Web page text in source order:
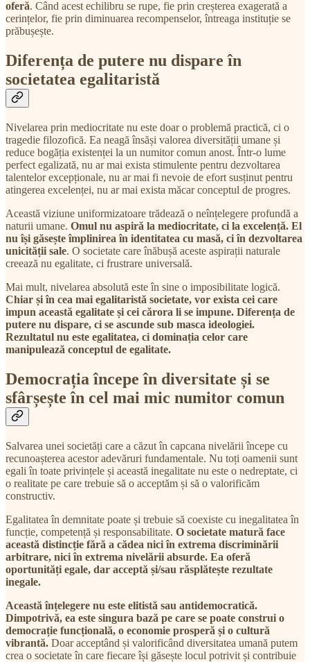
oferă. Când acest echilibru se rupe, fie prin creșterea exagerată a
cerințelor, fie prin diminuarea recompenselor, întreaga instituție se
prăbușește.
Diferența de putere nu dispare în
societatea egalitaristă
Nivelarea prin mediocritate nu este doar o problemă practică, ci o
tragedie filozofică. Ea neagă însăși valorea diversității umane și
reduce bogăția existenței la un numitor comun anost. Într-o lume
perfect egalizată, nu ar mai exista stimulente pentru dezvoltarea
talentelor excepționale, nu ar mai fi nevoie de efort susținut pentru
atingerea excelenței, nu ar mai exista măcar conceptul de progres.
Această viziune uniformizatoare trădează o neînțelegere profundă a
naturii umane. Omul nu aspiră la mediocritate, ci la excelență. El
nu își găsește împlinirea în identitatea cu masă, ci în dezvoltarea
unicității sale. O societate care înăbușă aceste aspirații naturale
creează nu egalitate, ci frustrare universală.
Mai mult, nivelarea absolută este în sine o imposibilitate logică.
Chiar și în cea mai egalitaristă societate, vor exista cei care
impun această egalitate și cei cărora li se impune. Diferența de
putere nu dispare, ci se ascunde sub masca ideologiei.
Rezultatul nu este egalitatea, ci dominația celor care
manipulează conceptul de egalitate.
Democrația începe în diversitate și se
sfârșește în cel mai mic numitor comun
Salvarea unei societăți care a căzut în capcana nivelării începe cu
recunoașterea acestor adevăruri fundamentale. Nu toți oamenii sunt
egali în toate privințele și această inegalitate nu este o nedreptate, ci
o realitate pe care trebuie să o acceptăm și să o valorificăm
constructiv.
Egalitatea în demnitate poate și trebuie să coexiste cu inegalitatea în
funcție, competență și responsabilitate. O societate matură face
această distincție fără a cădea nici în extrema discriminării
arbitrare, nici în extrema nivelării absurde. Ea oferă
oportunități egale, dar acceptă și/sau răsplătește rezultate
inegale.
Această înțelegere nu este elitistă sau antidemocratică.
Dimpotrivă, ea este singura bază pe care se poate construi o
democrație funcțională, o economie prosperă și o cultură
vibrantă. Doar acceptând și valorificând diversitatea umană putem
crea o societate în care fiecare își găsește locul potrivit și contribuie